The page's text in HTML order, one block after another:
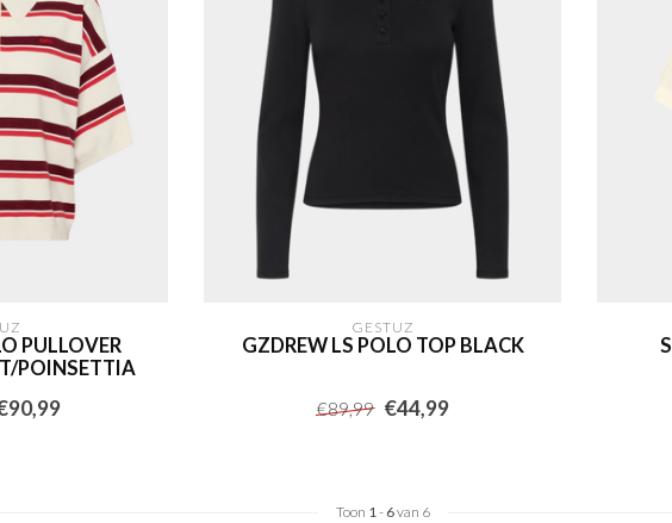
PULLOVER
POINSETTIA
GESTUZ
GZDREW LS POLO TOP BLACK
€89,99 €44,99
Toon 1- 6van 6